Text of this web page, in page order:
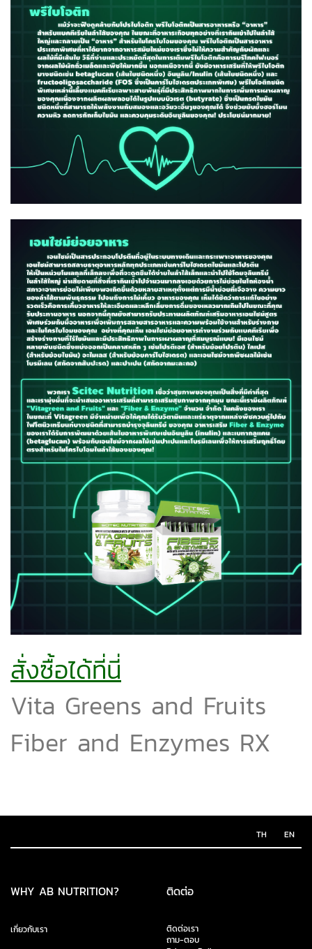
สั่งซื้อได้ที่นี่
Vita Greens and Fruits
Fiber and Enzymes RX
TH EN
WHY AB NUTRITION?
เกี่ยวกับเรา
ติดต่อ
ติดต่อเรา
ถาม-ตอบ